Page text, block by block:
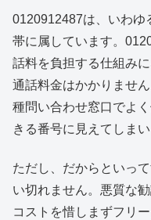
0120912487は、いわゆ
帯に属しています。
話料を負担する仕組み
通話料金はかかりませ
種問い合わせ窓口でよ
きる番号に見えてしまい
ただし、だからといっ
い切れません。悪質な
コストを惜しまずフリ